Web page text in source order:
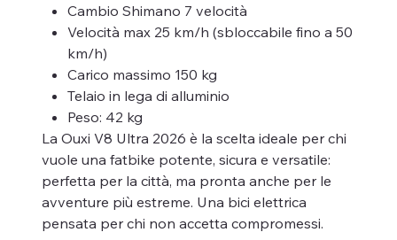
Cambio Shimano 7 velocità
Velocità max 25 km/h (sbloccabile fino a 50
km/h)
Carico massimo 150 kg
Telaio in lega di alluminio
Peso: 42 kg
La Ouxi V8 Ultra 2026 è la scelta ideale per chi
vuole una fatbike potente, sicura e versatile:
perfetta per la città, ma pronta anche per le
avventure più estreme. Una bici elettrica
pensata per chi non accetta compromessi.